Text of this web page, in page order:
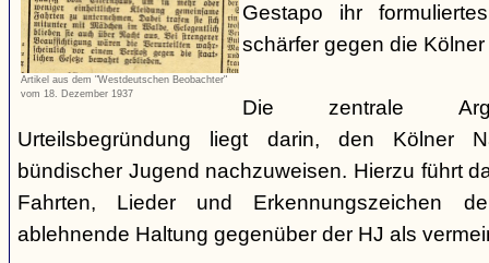
Artikel aus dem "Westdeutschen Beobachter"
vom 18. Dezember 1937
Gestapo ihr
schärfer gegen die
Die zentrale
Urteilsbegründung liegt darin, den Kölner
bündischer Jugend nachzuweisen. Hierzu führt
Fahrten, Lieder und Erkennungszeichen
ablehnende Haltung gegenüber der HJ als